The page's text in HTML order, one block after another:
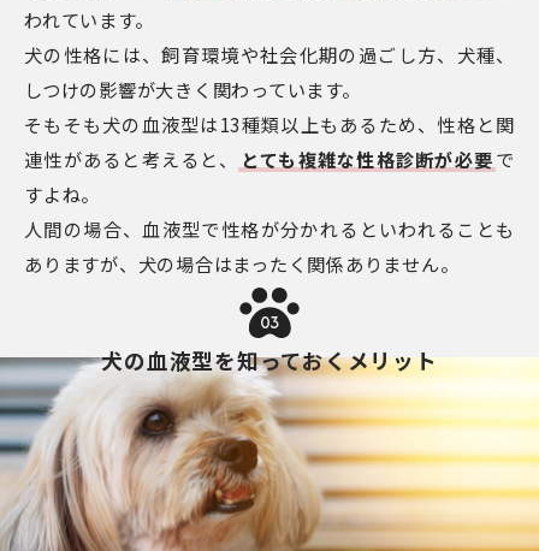
われています。
犬の性格には、飼育環境や社会化期の過ごし方、犬種、
しつけの影響が大きく関わっています。
そもそも犬の血液型は13種類以上もあるため、性格と関
連性があると考えると、
とても複雑な性格診断が必要で
すよね。
人間の場合、血液型で性格が分かれるといわれることも
ありますが、犬の場合はまったく関係ありません。
03
犬の血液型を知っておくメリット